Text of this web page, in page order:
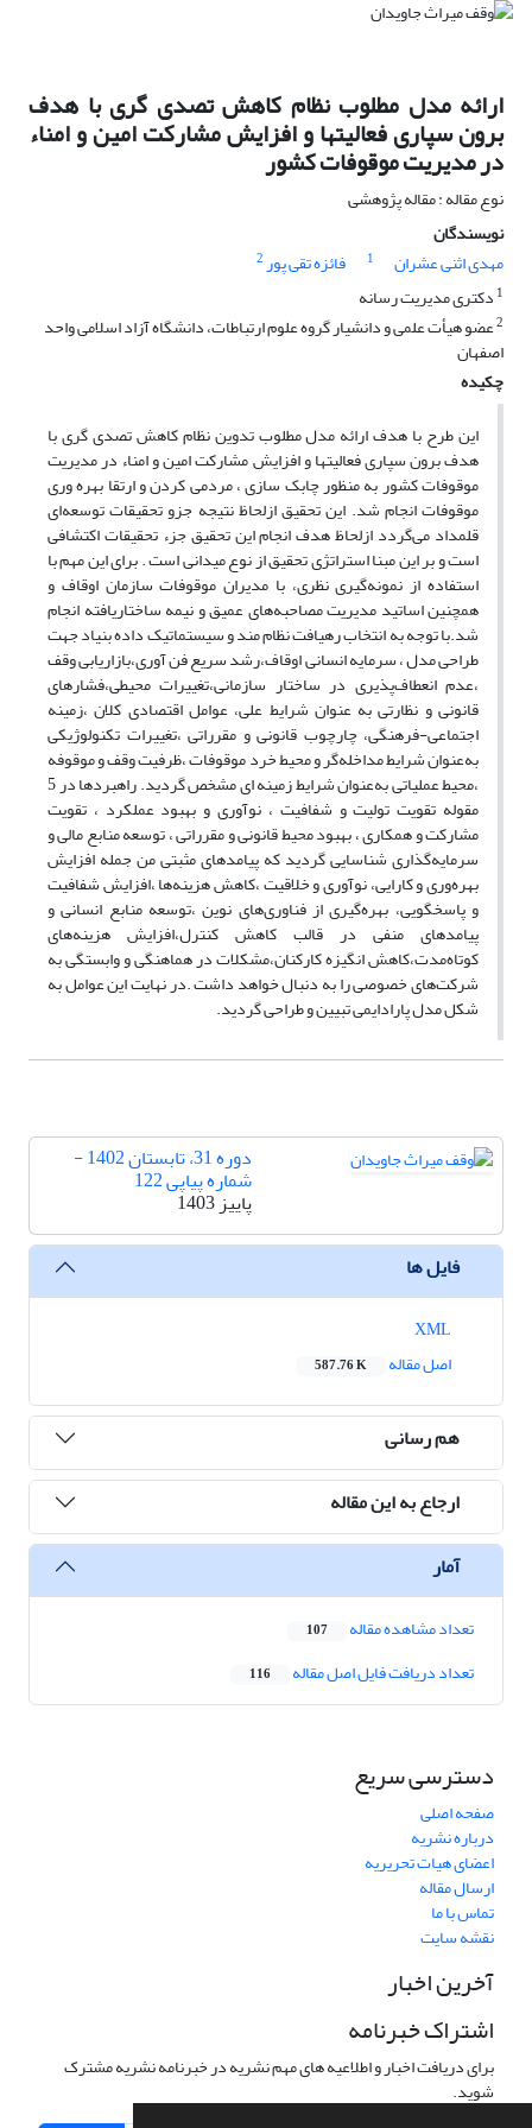
ارائه مدل مطلوب نظام کاهش تصدی گری با هدف
برون سپاری فعالیتها و افزایش مشارکت امین و امناء
در مدیریت موقوفات کشور
نوع مقاله : مقاله پژوهشی
نویسندگان
مهدی اثنی عشران
1 فائزه تقی پور2
1 دکتری مدیریت رسانه
2عضو هیأت علمی و دانشیار گروه علوم ارتباطات، دانشگاه آزاد اسلامی واحد
اصفهان
چکیده
این طرح با هدف ارائه مدل مطلوب تدوین نظام کاهش تصدی گری با
هدف برون سپاری فعالیتها و افزایش مشارکت امین و امناء در مدیریت
موقوفات کشور به منظور چابک سازی ، مردمی کردن و ارتقا بهره وری
موقوفات انجام شد. این تحقیق ازلحاظ نتیجه جزو تحقیقات توسعه‌ای
قلمداد می‌گردد ازلحاظ هدف انجام این تحقیق جزء تحقیقات اکتشافی
است و بر این مبنا استراتژی تحقیق از نوع میدانی است . برای این مهم با
استفاده از نمونه‌گیری نظری، با مدیران موقوفات سازمان اوقاف و
همچنین اساتید مدیریت مصاحبه‌های عمیق و نیمه ساختاریافته انجام
شد.با توجه به انتخاب رهیافت نظام مند و سیستماتیک داده بنیاد جهت
طراحی مدل ، سرمایه انسانی اوقاف،رشد سریع فن آوری،بازاریابی وقف
،عدم انعطاف‌پذیری در ساختار سازمانی،تغییرات محیطی،فشارهای
قانونی و نظارتی به عنوان شرایط علی، عوامل اقتصادی کلان ،زمینه
اجتماعی-فرهنگی، چارچوب قانونی و مقرراتی ،تغییرات تکنولوژیکی
به‌عنوان شرایط مداخله‌گر و محیط خرد موقوفات ،ظرفیت وقف و موقوفه
،محیط عملیاتی به‌عنوان شرایط زمینه ای مشخص گردید. راهبردها در 5
مقوله تقویت تولیت و شفافیت ، نوآوری و بهبود عملکرد ، تقویت
مشارکت و همکاری ، بهبود محیط قانونی و مقرراتی ، توسعه منابع مالی و
سرمایه‌گذاری شناسایی گردید که پیامدهای مثبتی من جمله افزایش
بهره‌وری و کارایی، نوآوری و خلاقیت ،کاهش هزینه‌ها ،افزایش شفافیت
و پاسخگویی، بهره‌گیری از فناوری‌های نوین ،توسعه منابع انسانی و
پیامدهای منفی در قالب کاهش کنترل،افزایش هزینه‌های
کوتاه‌مدت،کاهش انگیزه کارکنان،مشکلات در هماهنگی و وابستگی به
شرکت‌های خصوصی را به دنبال خواهد داشت .در نهایت این عوامل به
شکل مدل پارادایمی تبیین و طراحی گردید.
دوره 31، تابستان 1402 -
شماره پیاپی 122
پاییز 1403
فایل ها
اصل مقاله
587.76 K
هم رسانی
ارجاع به این مقاله
آمار
تعداد مشاهده مقاله 107
تعداد دریافت فایل اصل مقاله 116
دسترسی سریع
صفحه اصلی
درباره نشریه
اعضای هیات تحریریه
ارسال مقاله
تماس با ما
نقشه سایت
آخرین اخبار
اشتراک خبرنامه
برای دریافت اخبار و اطلاعیه های مهم نشریه در خبرنامه نشریه مشترک
شوید.